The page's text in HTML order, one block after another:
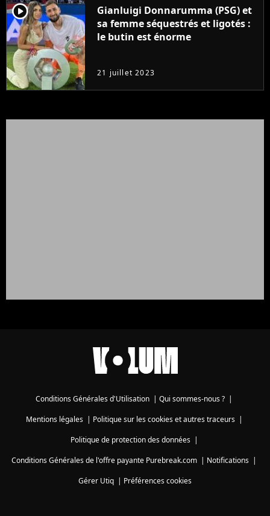
player2
Gianluigi Donnarumma (PSG) et
sa femme séquestrés et ligotés :
le butin est énorme
21 juillet 2023
Conditions Générales d'Utilisation Qui sommes-nous ?
Mentions légales| Politique sur les cookies et autres traceurs|
Politique de protection des données|
Conditions Générales de l'offre payante Purebreak.com
Notifications
Gérer Utiq
Préférences cookies